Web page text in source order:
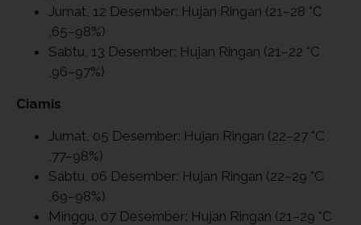
Jumat, 12 Desember: Hujan Ringan (21–28 °C
,65–98%)
Sabtu, 13 Desember: Hujan Ringan (21–22 °C
,96–97%)
Ciamis
Jumat, 05 Desember: Hujan Ringan (22–27 °C
,77–98%)
Sabtu, 06 Desember: Hujan Ringan (22–29 °C
,69–98%)
Minggu, 07 Desember: Hujan Ringan (21–29 °C